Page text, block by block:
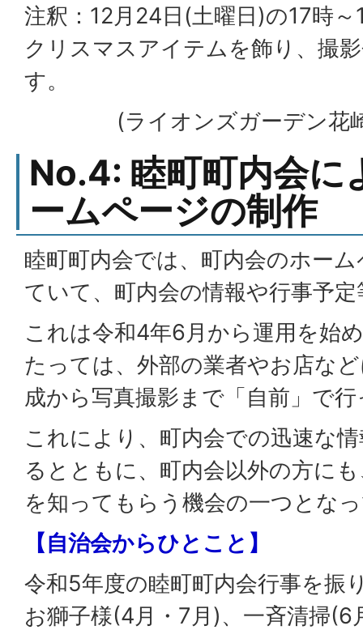
注釈：12月24日(土曜日)の17時
クリスマスアイテムを飾り、撮
す。
(ライオンズガーデン花
No.4: 睦町町内会に
ームページの制作
睦町町内会では、町内会のホー
ていて、町内会の情報や行事予
これは令和4年6月から運用を始
たっては、外部の業者やお店な
成から写真撮影まで「自前」で
これにより、町内会での迅速な
るとともに、町内会以外の方に
を知ってもらう機会の一つとな
【自治会からひとこと】
令和5年度の睦町町内会行事を振
お獅子様(4月・7月)、一斉清掃(6